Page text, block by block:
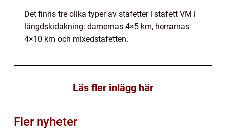
Det finns tre olika typer av stafetter i stafett VM i
längdskidåkning: damernas 4×5 km, herrarnas
4×10 km och mixedstafetten.
Läs fler inlägg här
Fler nyheter